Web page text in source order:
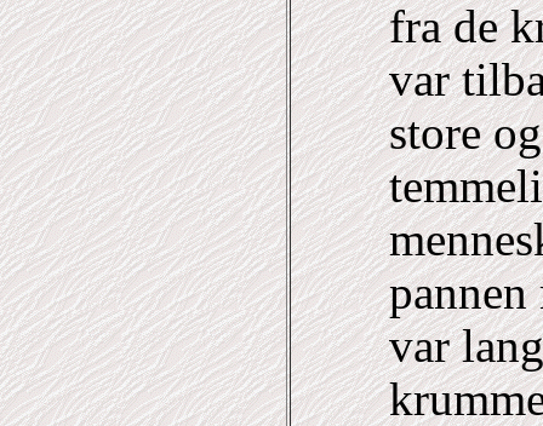
fra de
var
store
var